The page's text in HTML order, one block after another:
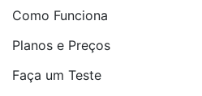
Como Funciona
Planos e Preços
Faça um Teste